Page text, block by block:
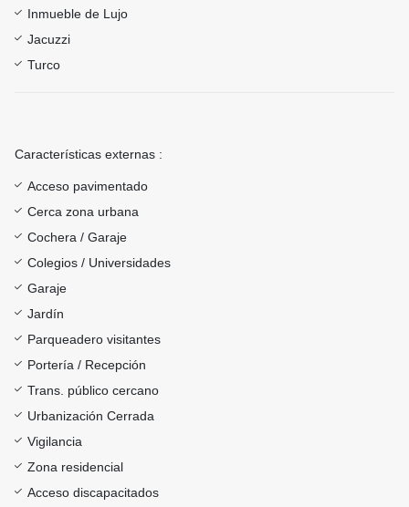
Inmueble de Lujo
Jacuzzi
Turco
Características externas :
Acceso pavimentado
Cerca zona urbana
Cochera / Garaje
Colegios / Universidades
Garaje
Jardín
Parqueadero visitantes
Portería / Recepción
Trans. público cercano
Urbanización Cerrada
Vigilancia
Zona residencial
Acceso discapacitados